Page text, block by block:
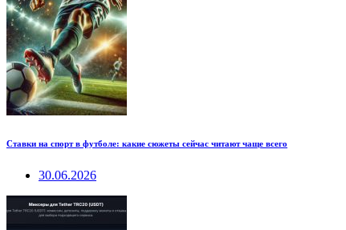
Ставки на спорт в футболе: какие сюжеты сейчас читают чаще всего
30.06.2026